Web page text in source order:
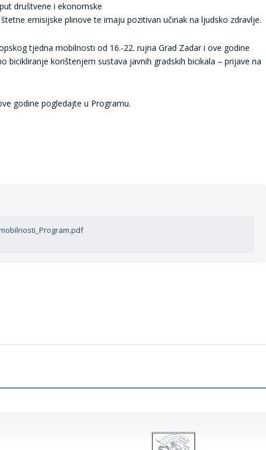
društvene i ekonomske
emisijske plinove te imaju pozitivan učinak na ljudsko zdravlje.
tjedna mobilnosti od 16.-22. rujna Grad Zadar i ove godine
bicikliranje korištenjem sustava javnih gradskih bicikala – prijave na
godine pogledajte u Programu.